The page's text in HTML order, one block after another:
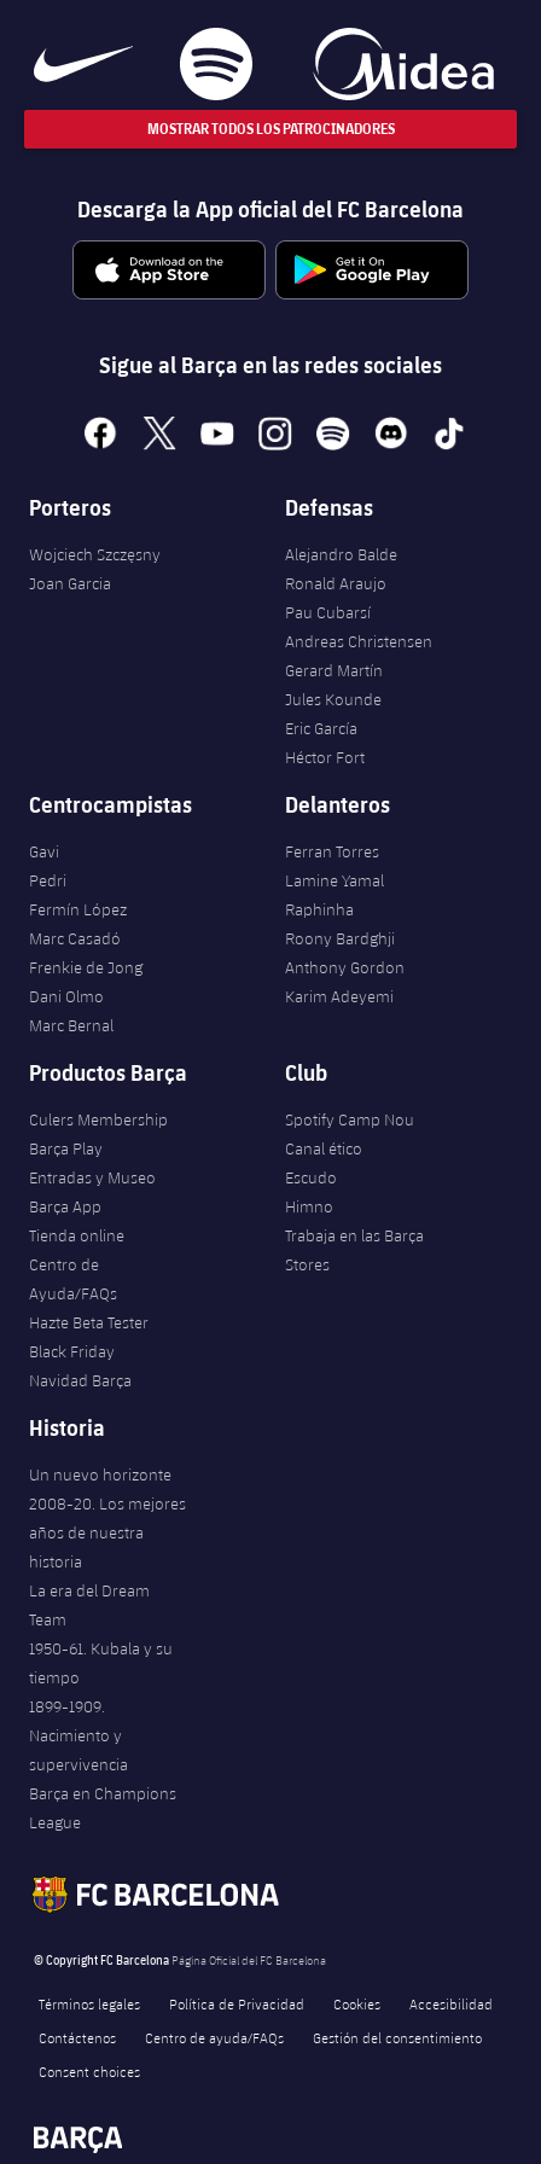
MOSTRAR TODOS LOS PATROCINADORES
Descarga la App oficial del FC Barcelona
Sigue al Barça en las redes sociales
facebook
x youtubeinstagramspotify discord tiktok
Porteros
Wojciech Szczęsny
Joan Garcia
Defensas
Alejandro Balde
Ronald Araujo
Pau Cubarsí
Andreas Christensen
Gerard Martín
Jules Kounde
Eric García
Héctor Fort
Centrocampistas
Gavi
Pedri
Fermín López
Marc Casadó
Frenkie de Jong
Dani Olmo
Marc Bernal
Delanteros
Ferran Torres
Lamine Yamal
Raphinha
Roony Bardghji
Anthony Gordon
Karim Adeyemi
Productos Barça
Culers Membership
Barça Play
Entradas y Museo
Barça App
Tienda online
Centro de
Ayuda/FAQs
Hazte Beta Tester
Black Friday
Navidad Barça
Club
Spotify Camp Nou
Canal ético
Escudo
Himno
Trabaja en las Barça
Stores
Historia
Un nuevo horizonte
2008-20. Los mejores
años de nuestra
historia
La era del Dream
Team
1950-61. Kubala y su
tiempo
1899-1909.
Nacimiento y
supervivencia
Barça en Champions
League
© Copyright FC Barcelona Página Oficial del FC Barcelona
Términos legales Política de Privacidad Cookies
Accesibilidad
Contáctenos
Centro de ayuda/FAQs
Gestión del consentimiento
Consent choices